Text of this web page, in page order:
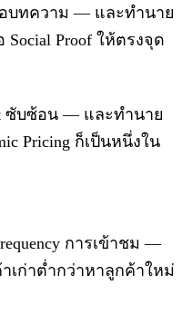
บทความ — และทำนาย
Social Proof ให้ตรงจุด
ซับซ้อน — และทำนาย
Pricing ก็เป็นหนึ่งใน
การเข้าชม —
เก่าต่ำกว่าหาลูกค้าใหม่